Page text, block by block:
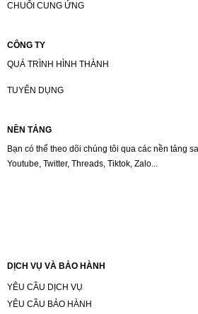
CHUỖI CUNG ỨNG
CÔNG TY
QUÁ TRÌNH HÌNH THÀNH
TUYỂN DỤNG
NỀN TẢNG
Bạn có thể theo dõi chúng tôi qua các nền tảng
Youtube, Twitter, Threads, Tiktok, Zalo...
DỊCH VỤ VÀ BẢO HÀNH
YÊU CẦU DỊCH VỤ
YÊU CẦU BẢO HÀNH